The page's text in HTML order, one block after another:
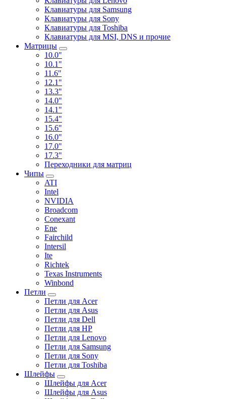
Клавиатуры для Samsung
Клавиатуры для Sony
Клавиатуры для Toshiba
Клавиатуры для MSI, DNS и прочие
Матрицы
10.0"
10.1"
11.6"
12.1"
13.3"
14.0"
14.1"
15.4"
15.6"
16.0"
17.0"
17.3"
Переходники для матриц
Чипы
ATI
Intel
NVIDIA
Broadcom
Conexant
Ene
Fairchild
Intersil
Ite
Richtek
Texas Instruments
Winbond
Петли
Петли для Acer
Петли для Asus
Петли для Dell
Петли для HP
Петли для Lenovo
Петли для Samsung
Петли для Sony
Петли для Toshiba
Шлейфы
Шлейфы для Acer
Шлейфы для Asus